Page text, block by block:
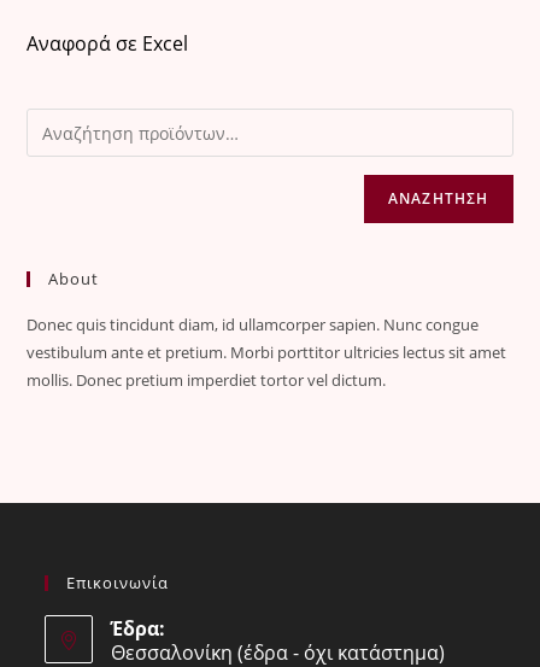
Αναφορά σε Excel
ΑΝΑΖΉΤΗΣΗ
About
Donec quis tincidunt diam, id ullamcorper sapien. Nunc congue
vestibulum ante et pretium. Morbi porttitor ultricies lectus sit amet
mollis. Donec pretium imperdiet tortor vel dictum.
Επικοινωνία
Έδρα:
Θεσσαλονίκη (έδρα - όχι κατάστημα)